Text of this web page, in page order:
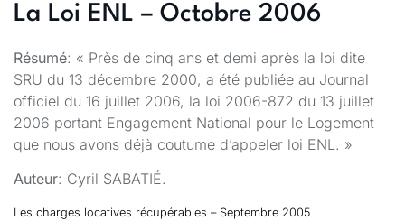
La Loi ENL – Octobre 2006
Résumé: « Près de cinq ans et demi après la loi dite
SRU du 13 décembre 2000, a été publiée au Journal
officiel du 16 juillet 2006, la loi 2006-872 du 13 juillet
2006 portant Engagement National pour le Logement
que nous avons déjà coutume d’appeler loi ENL. »
Auteur: Cyril SABATIÉ.
Les charges locatives récupérables – Septembre 2005